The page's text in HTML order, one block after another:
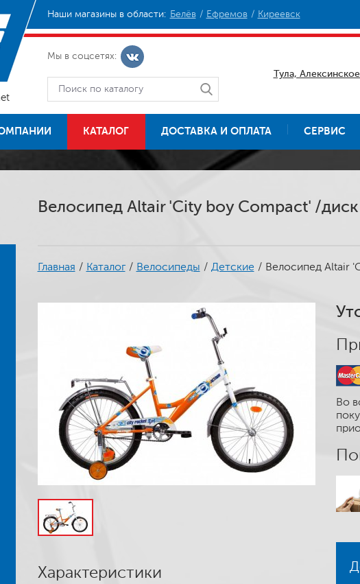
Наши магазины в области: Белёв Ефремов Киреевск
Мы в соцсетях:
Тула,
КАТАЛОГ ДОСТАВКА И ОПЛАТА СЕРВИС
Велосипед Altair 'City boy Compact' /
Главная / Каталог / Велосипеды / Детские / Велосипед Altair
Характеристики
Во